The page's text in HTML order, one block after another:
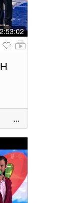
2:53:02
...